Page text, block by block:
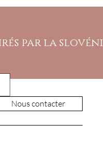
par la
Nous contacter